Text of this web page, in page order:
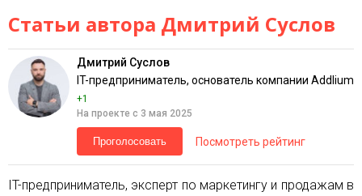
Статьи автора Дмитрий Суслов
Дмитрий Суслов
IT-предприниматель, основатель компании Addlium
+1
На проекте с 3 мая 2025
Проголосовать Посмотреть рейтинг
IT-предприниматель, эксперт по маркетингу и продажам в